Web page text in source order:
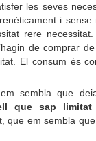
les seves
i sense
rere
de comprar
El consum és
sembla que
que sap
que em sembla